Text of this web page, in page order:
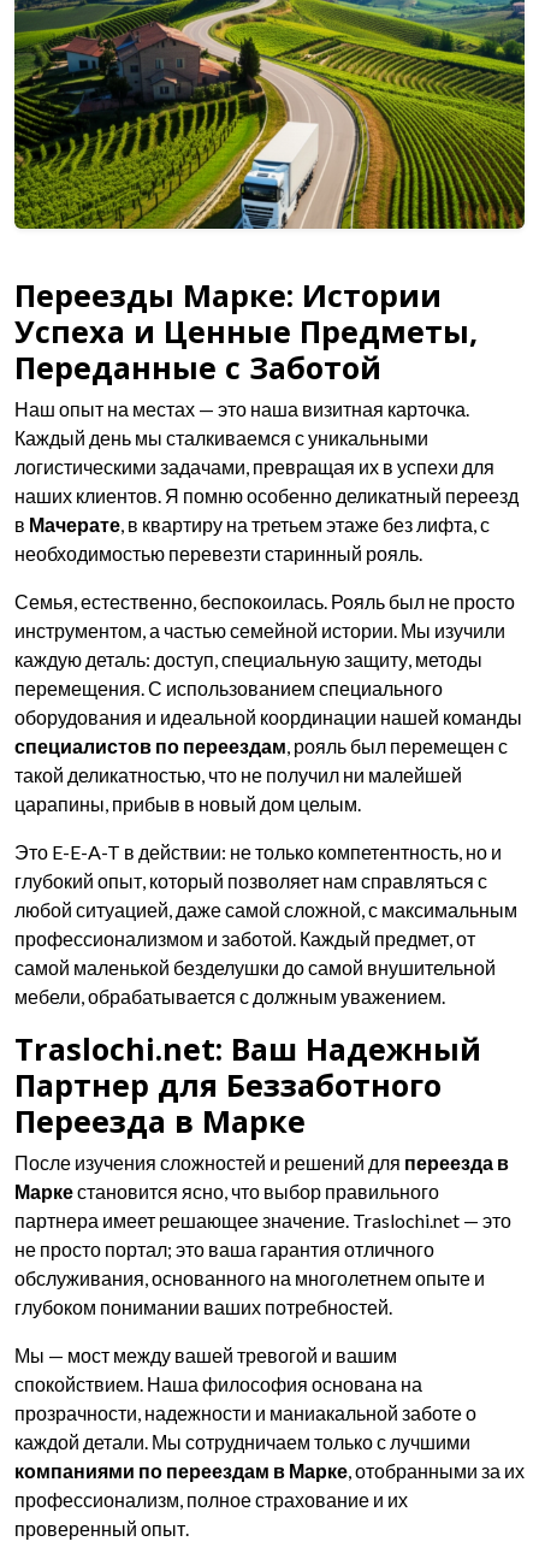
Переезды Марке: Истории
Успеха и Ценные Предметы,
Переданные с Заботой
Наш опыт на местах — это наша визитная карточка.
Каждый день мы сталкиваемся с уникальными
логистическими задачами, превращая их в успехи для
наших клиентов. Я помню особенно деликатный переезд
в Мачерате, в квартиру на третьем этаже без лифта, с
необходимостью перевезти старинный рояль.
Семья, естественно, беспокоилась. Рояль был не просто
инструментом, а частью семейной истории. Мы изучили
каждую деталь: доступ, специальную защиту, методы
перемещения. С использованием специального
оборудования и идеальной координации нашей команды
специалистов по переездам, рояль был перемещен с
такой деликатностью, что не получил ни малейшей
царапины, прибыв в новый дом целым.
Это E-E-A-T в действии: не только компетентность, но и
глубокий опыт, который позволяет нам справляться с
любой ситуацией, даже самой сложной, с максимальным
профессионализмом и заботой. Каждый предмет, от
самой маленькой безделушки до самой внушительной
мебели, обрабатывается с должным уважением.
Traslochi.net: Ваш Надежный
Партнер для Беззаботного
Переезда в Марке
После изучения сложностей и решений для переезда в
Маркестановится ясно, что выбор правильного
партнера имеет решающее значение. Traslochi.net — это
не просто портал; это ваша гарантия отличного
обслуживания, основанного на многолетнем опыте и
глубоком понимании ваших потребностей.
Мы — мост между вашей тревогой и вашим
спокойствием. Наша философия основана на
прозрачности, надежности и маниакальной заботе о
каждой детали. Мы сотрудничаем только с лучшими
компаниями по переездам в Марке, отобранными за их
профессионализм, полное страхование и их
проверенный опыт.